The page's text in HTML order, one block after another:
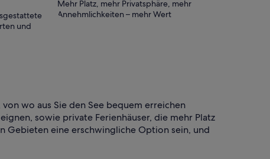
und
Mehr Platz, mehr Privatsphäre, mehr
Annehmlichkeiten – mehr Wert
wo aus Sie den See bequem erreichen
sowie private Ferienhäuser, die mehr Platz
Gebieten eine erschwingliche Option sein, und